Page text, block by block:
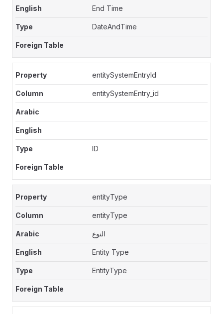
End Time
DateAndTime
entitySystemEntryId
entitySystemEntry_id
ID
entityType
entityType
النوع
Entity Type
EntityType